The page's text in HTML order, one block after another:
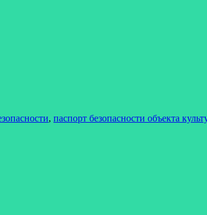
, паспорт безопасности объекта